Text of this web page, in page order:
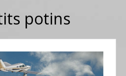
potins